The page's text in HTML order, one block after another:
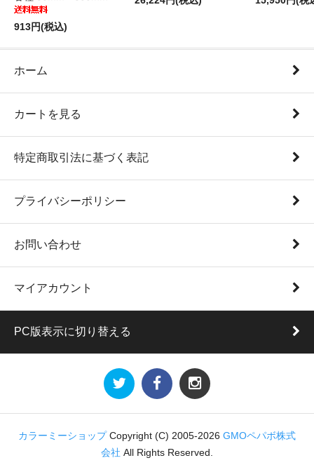
913円(税込)
ホーム
カートを見る
特定商取引法に基づく表記
プライバシーポリシー
お問い合わせ
マイアカウント
PC版表示に切り替える
カラーミーショップ Copyright (C) 2005-2026 GMOペパボ株式
会社 All Rights Reserved.